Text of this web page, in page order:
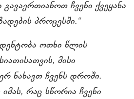
ჩვენი ქვეყანა
პროცესში.“
ოთხი წლის
მისი
ნახავთ ჩვენს დროში.
რაც სწორია ჩვენი